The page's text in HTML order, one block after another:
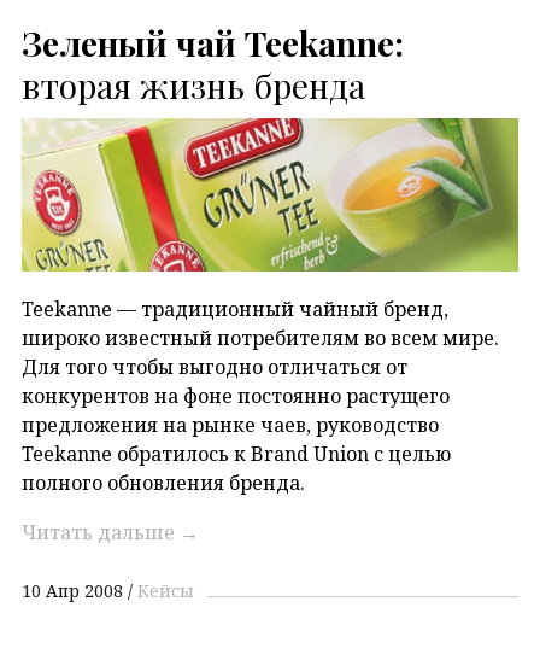
Зеленый чай Teekanne:
вторая жизнь бренда
Teekanne — традиционный чайный бренд,
широко известный потребителям во всем мире.
Для того чтобы выгодно отличаться от
конкурентов на фоне постоянно растущего
предложения на рынке чаев, руководство
Teekanne обратилось к Brand Union с целью
полного обновления бренда.
Читать дальше →
10 Апр 2008 Кейсы